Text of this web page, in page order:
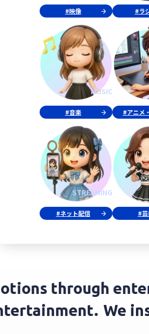
#映像 #ラ
MUSIC
#音楽 #アニメ
STREAMING
#ネット配信 #
through
We